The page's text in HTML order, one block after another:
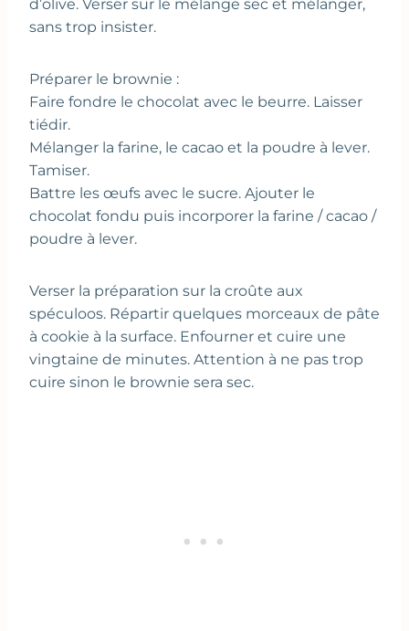
d’olive. Verser sur le mélange sec et mélanger,
sans trop insister.
Préparer le brownie :
Faire fondre le chocolat avec le beurre. Laisser
tiédir.
Mélanger la farine, le cacao et la poudre à lever.
Tamiser.
Battre les œufs avec le sucre. Ajouter le
chocolat fondu puis incorporer la farine / cacao /
poudre à lever.
Verser la préparation sur la croûte aux
spéculoos. Répartir quelques morceaux de pâte
à cookie à la surface. Enfourner et cuire une
vingtaine de minutes. Attention à ne pas trop
cuire sinon le brownie sera sec.